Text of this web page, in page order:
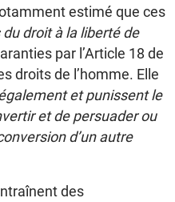
estimé que ces
droit à la liberté de
par l’Article 18 de
droits de l’homme. Elle
et punissent le
et de persuader ou
d’un autre
des